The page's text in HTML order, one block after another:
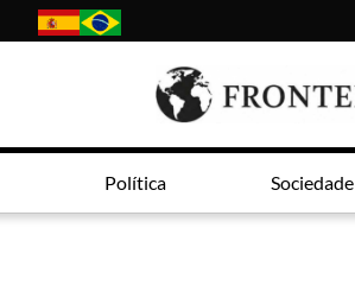
Política Sociedade